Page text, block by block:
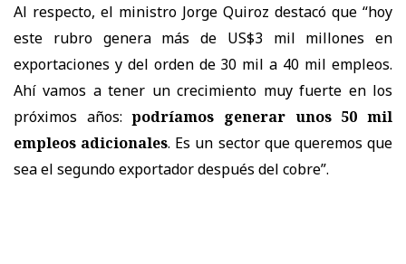
Al respecto, el ministro Jorge Quiroz destacó que “hoy
este rubro genera más de US$3 mil millones en
exportaciones y del orden de 30 mil a 40 mil empleos.
Ahí vamos a tener un crecimiento muy fuerte en los
próximos años:podríamos generar unos 50 mil
empleos adicionales. Es un sector que queremos que
sea el segundo exportador después del cobre”.